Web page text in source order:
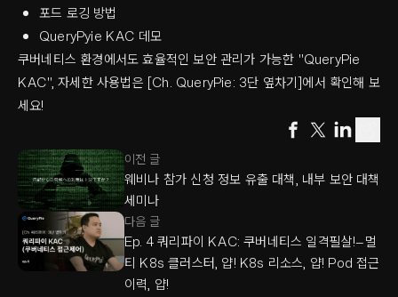
포드 로깅 방법
QueryPyie KAC 데모
쿠버네티스 환경에서도 효율적인 보안 관리가 가능한 "QueryPie
KAC", 자세한 사용법은 [Ch. QueryPie: 3단 옆차기]에서 확인해 보
세요!
이전 글
웨비나 참가 신청 정보 유출 대책, 내부 보안 대책
세미나
다음 글
Ep. 4 쿼리파이 KAC: 쿠버네티스 일격필살!—멀
티 K8s 클러스터, 얍! K8s 리소스, 얍! Pod 접근
이력, 얍!